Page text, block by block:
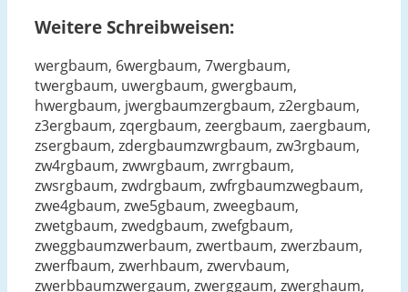
Weitere Schreibweisen:
wergbaum, 6wergbaum, 7wergbaum,
twergbaum, uwergbaum, gwergbaum,
hwergbaum, jwergbaumzergbaum, z2ergbaum,
z3ergbaum, zqergbaum, zeergbaum, zaergbaum,
zsergbaum, zdergbaumzwrgbaum, zw3rgbaum,
zw4rgbaum, zwwrgbaum, zwrrgbaum,
zwsrgbaum, zwdrgbaum, zwfrgbaumzwegbaum,
zwe4gbaum, zwe5gbaum, zweegbaum,
zwetgbaum, zwedgbaum, zwefgbaum,
zweggbaumzwerbaum, zwertbaum, zwerzbaum,
zwerfbaum, zwerhbaum, zwervbaum,
zwerbbaumzwergaum, zwerggaum, zwerghaum,